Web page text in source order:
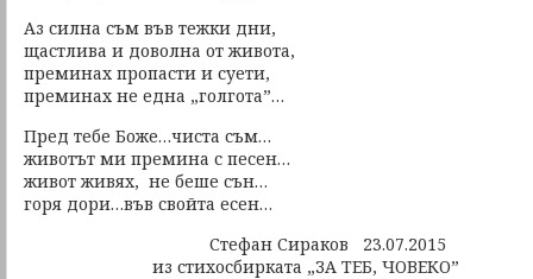
Аз силна съм във тежки дни,
щастлива и доволна от живота,
преминах пропасти и суети,
преминах не една „голгота”…
Пред тебе Боже…чиста съм…
животът ми премина с песен…
живот живях, не беше сън…
горя дори…във свойта есен…
Стефан Сираков 23.07.2015
из стихосбирката „ЗА ТЕБ, ЧОВЕКО”